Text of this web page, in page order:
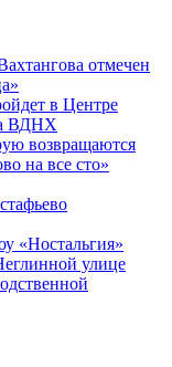
отмечен
в Центре
ВДНХ
возвращаются
на все сто»
«Ностальгия»
улице